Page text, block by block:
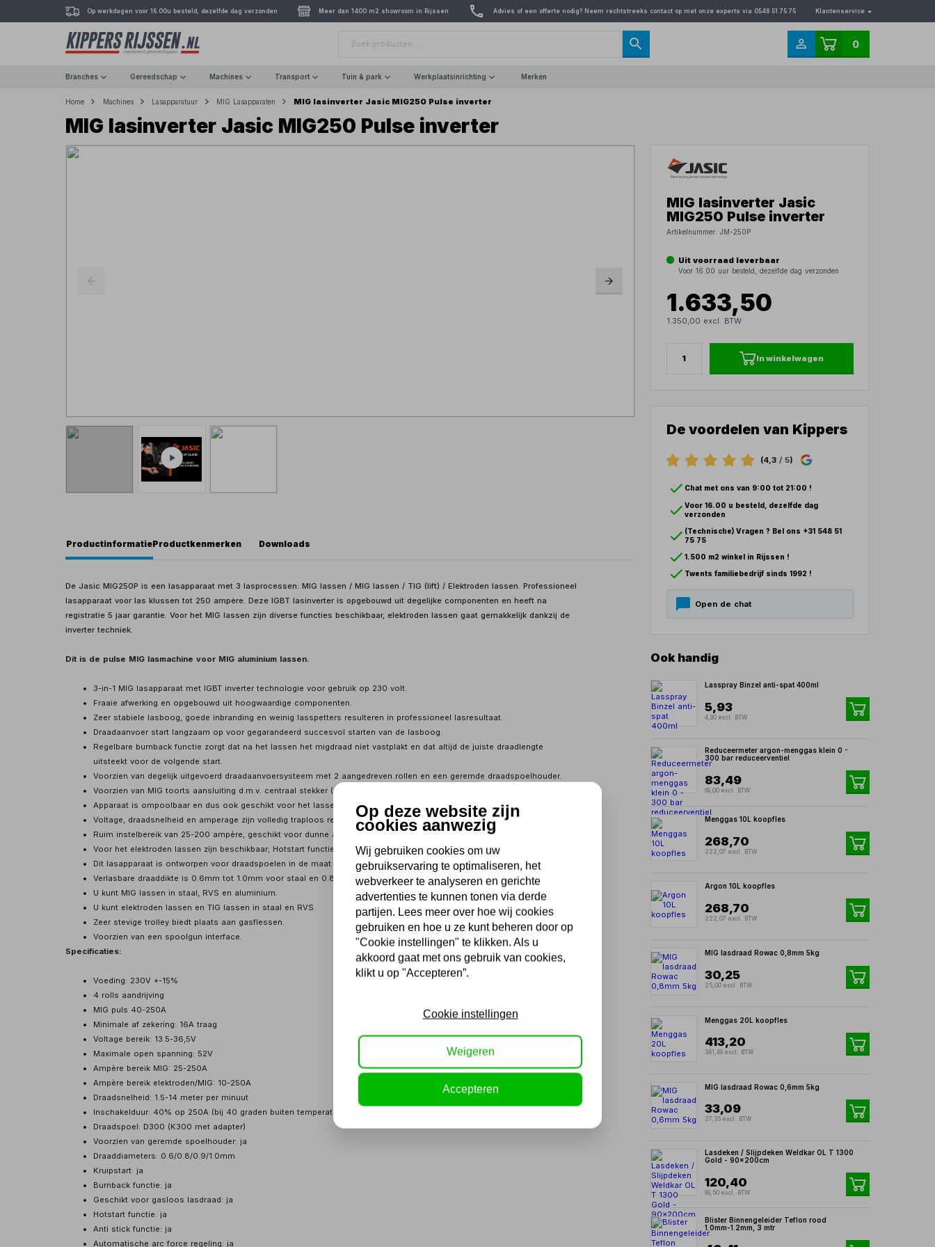
Op werkdagen voor 16.00u besteld, dezelfde dag verzonden Meer dan 1400 m2 showroom in Rijssen Advies of een offerte nodig? Neem rechtstreeks contact op met onze experts via 0548 51 75 75 Klantenservice
0
Branches Gereedschap Machines Transport Tuin & park Werkplaatsinrichting Merken
Home Machines Lasapparatuur MIG Lasapparaten MIG lasinverter Jasic MIG250 Pulse inverter
MIG lasinverter Jasic MIG250 Pulse inverter
ProductinformatieProductkenmerken Downloads
De Jasic MIG250P is een lasapparaat met 3 lasprocessen: MIG lassen / MIG lassen / TIG (lift) / Elektroden lassen. Professioneel
lasapparaat voor las klussen tot 250 ampère. Deze IGBT lasinverter is opgebouwd uit degelijke componenten en heeft na
registratie 5 jaar garantie. Voor het MIG lassen zijn diverse functies beschikbaar, elektroden lassen gaat gemakkelijk dankzij de
inverter techniek.
Dit is de pulse MIG lasmachine voor MIG aluminium lassen.
3-in-1 MIG lasapparaat met IGBT inverter technologie voor gebruik op 230 volt.
Fraaie afwerking en opgebouwd uit hoogwaardige componenten.
Zeer stabiele lasboog, goede inbranding en weinig lasspetters resulteren in professioneel lasresultaat.
Draadaanvoer start langzaam op voor gegarandeerd succesvol starten van de lasboog.
Regelbare burnback functie zorgt dat na het lassen het migdraad niet vastplakt en dat altijd de juiste draadlengte
uitsteekt voor de volgende start.
Voorzien van degelijk uitgevoerd draadaanvoersysteem met 2 aangedreven rollen en een geremde draadspoelhouder.
Voorzien van MIG toorts aansluiting d.m.v. centraal stekker (euro connector).
Apparaat is ompoolbaar en dus ook geschikt voor het lassen met gasloos fluxcore migdraad.
Voltage, draadsnelheid en amperage zijn volledig traploos regelbaar, hierdoor altijd juist af te stellen voor iedere lasklus.
Ruim instelbereik van 25-200 ampère, geschikt voor dunne autoplaat t/m dikkere staal constructies.
Voor het elektroden lassen zijn beschikbaar; Hotstart functie, Anti Stick functie en een automatische Arc Force regeling.
Dit lasapparaat is ontworpen voor draadspoelen in de maat D300 (K300 met adapter).
Verlasbare draaddikte is 0.6mm tot 1.0mm voor staal en 0.8mm tot 1.0mm voor aluminium.
U kunt MIG lassen in staal, RVS en aluminium.
U kunt elektroden lassen en TIG lassen in staal en RVS.
Zeer stevige trolley biedt plaats aan gasflessen.
Voorzien van een spoolgun interface.
Specificaties:
Voeding: 230V +-15%
4 rolls aandrijving
MIG puls 40-250A
Minimale af zekering: 16A traag
Voltage bereik: 13.5-36,5V
Maximale open spanning: 52V
Ampère bereik MIG: 25-250A
Ampère bereik elektroden/MIG: 10-250A
Draadsnelheid: 1.5-14 meter per minuut
Inschakelduur: 40% op 250A (bij 40 graden buiten temperatuur)
Draadspoel: D300 (K300 met adapter)
Voorzien van geremde spoelhouder: ja
Draaddiameters: 0.6/0.8/0.9/1.0mm
Kruipstart: ja
Burnback functie: ja
Geschikt voor gasloos lasdraad: ja
Hotstart functie: ja
Anti stick functie: ja
Automatische arc force regeling: ja
MIG lasinverter Jasic
MIG250 Pulse inverter
Artikelnummer:JM-250P
Uit voorraad leverbaar
Voor 16.00 uur besteld, dezelfde dag verzonden
1.633,50
1.350,00 excl. BTW
In winkelwagen
De voordelen van Kippers
(4,3/ 5)
Chat met ons van 9:00 tot 21:00 !
Voor 16.00 u besteld, dezelfde dag
verzonden
(Technische) Vragen ? Bel ons +31 548 51
75 75
1.500 m2 winkel in Rijssen !
Twents familiebedrijf sinds 1992 !
Open de chat
Ook handig
Lasspray Binzel anti-spat 400ml
5,93
4,90 excl. BTW
Reduceermeter argon-menggas klein 0 -
300 bar reduceerventiel
83,49
69,00 excl. BTW
Menggas 10L koopfles
268,70
222,07 excl. BTW
Argon 10L koopfles
268,70
222,07 excl. BTW
MIG lasdraad Rowac 0,8mm 5kg
30,25
25,00 excl. BTW
Menggas 20L koopfles
413,20
341,49 excl. BTW
MIG lasdraad Rowac 0,6mm 5kg
33,09
27,35 excl. BTW
Lasdeken / Slijpdeken Weldkar OL T 1300
Gold - 90x200cm
120,40
99,50 excl. BTW
Blister Binnengeleider Teflon rood
1.0mm-1.2mm, 3 mtr
Op deze website zijn
cookies aanwezig
Wij gebruiken cookies om uw
gebruikservaring te optimaliseren, het
webverkeer te analyseren en gerichte
advertenties te kunnen tonen via derde
partijen. Lees meer over hoe wij cookies
gebruiken en hoe u ze kunt beheren door op
"Cookie instellingen" te klikken. Als u
akkoord gaat met ons gebruik van cookies,
klikt u op "Accepteren”.
Cookie instellingen
Weigeren
Accepteren